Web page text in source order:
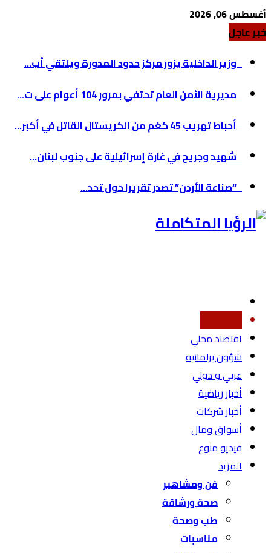
أغسطس 06, 2026
خبر عاجل
وزير الداخلية يزور مركز حدود المدورة ويلتقي أب...
مديرية الأمن العام تحتفي بمرور 104 أعوام على ت...
أحباط تهريب 45 كغم من الكريستال القاتل في أكبر...
شهيد وجريح في غارة إسرائيلية على جنوب لبنان...
“صناعة الأردن” تصدر تقريرا حول تحد...
اقتصاد محلي
شؤون برلمانية
عربي و دولي
أخبار رياضية
أخبار شركات
أسواق ومال
فيديو منوع
المزيد
فن ومشاهير
صحة ورشاقة
طب وصحة
مناسبات